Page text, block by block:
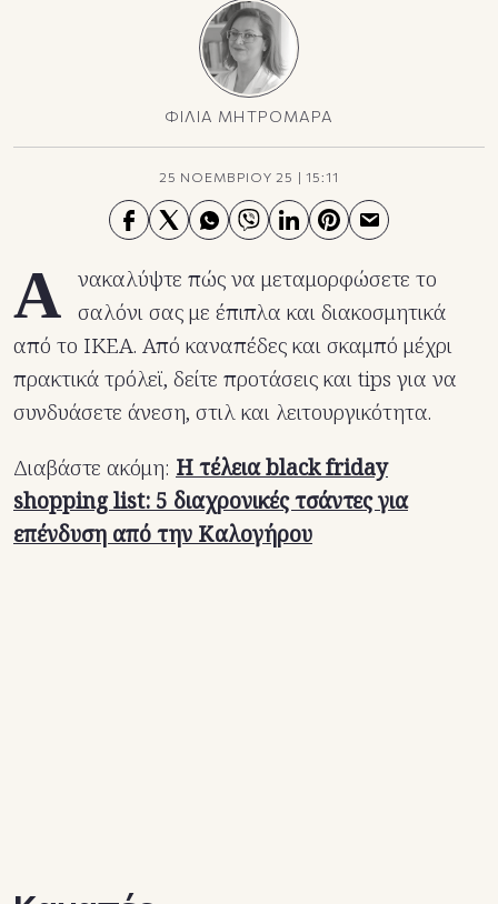
ΦΙΛΙΑ ΜΗΤΡΟΜΑΡΑ
25 ΝΟΕΜΒΡΙΟΥ 25 | 15:11
Α νακαλύψτε πώς να μεταμορφώσετε το
σαλόνι σας με έπιπλα και διακοσμητικά
από το IKEA. Από καναπέδες και σκαμπό μέχρι
πρακτικά τρόλεϊ, δείτε προτάσεις και tips για να
συνδυάσετε άνεση, στιλ και λειτουργικότητα.
Διαβάστε ακόμη: Η τέλεια black friday
shopping list: 5 διαχρονικές τσάντες για
επένδυση από την Καλογήρου